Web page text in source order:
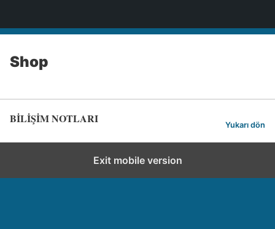
Shop
BİLİŞİM NOTLARI Yukarı dön
Exit mobile version